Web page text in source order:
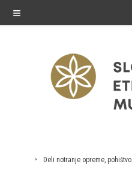
≡
razstaveDeli notranje opreme, pohištvo